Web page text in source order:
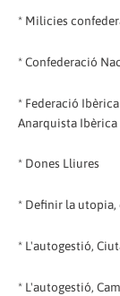
* Milicies
* Confederació
* Federació
Anarquista Ibèrica
* Dones Lliures
* Definir la
* L'autogestió,
* L'autogestió,